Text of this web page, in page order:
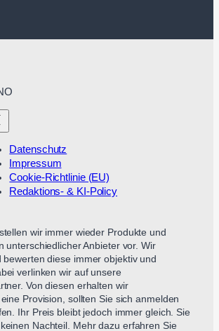
Datenschutz
Impressum
Cookie-Richtlinie (EU)
Redaktions- & KI-Policy
wir immer wieder Produkte und
unterschiedlicher Anbieter vor. Wir
bewerten diese immer objektiv und
verlinken wir auf unsere
Von diesen erhalten wir
Provision, sollten Sie sich anmelden
Ihr Preis bleibt jedoch immer gleich. Sie
Nachteil. Mehr dazu erfahren Sie